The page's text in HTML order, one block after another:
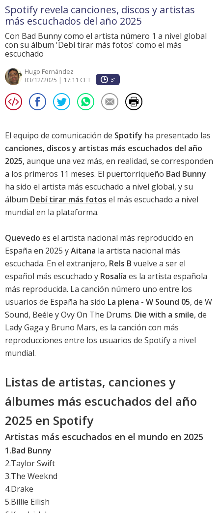
Spotify revela canciones, discos y artistas
más escuchados del año 2025
Con Bad Bunny como el artista número 1 a nivel global
con su álbum 'Debí tirar más fotos' como el más
escuchado
Hugo Fernández
03/12/2025 | 17:11 CET
3'
El equipo de comunicación de Spotify ha presentado las
canciones, discos y artistas más escuchados del año
2025, aunque una vez más, en realidad, se corresponden
a los primeros 11 meses. El puertorriqueño Bad Bunny
ha sido el artista más escuchado a nivel global, y su
álbum Debí tirar más fotos el más escuchado a nivel
mundial en la plataforma.
Quevedo es el artista nacional más reproducido en
España en 2025 yAitana la artista nacional más
escuchada. En el extranjero, Rels B vuelve a ser el
español más escuchado y Rosalía es la artista española
más reproducida. La canción número uno entre los
usuarios de España ha sido La plena - W Sound 05, de W
Sound, Beéle y Ovy On The Drums. Die with a smile, de
Lady Gaga y Bruno Mars, es la canción con más
reproducciones entre los usuarios de Spotify a nivel
mundial.
Listas de artistas, canciones y
álbumes más escuchados del año
2025 en Spotify
Artistas más escuchados en el mundo en 2025
1.Bad Bunny
2.Taylor Swift
3.The Weeknd
4.Drake
5.Billie Eilish